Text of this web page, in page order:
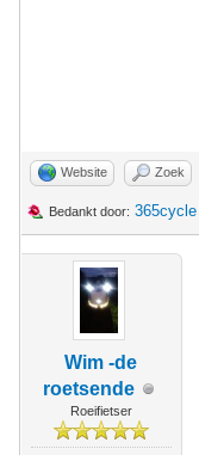
Website Zoek
Bedankt door: 365cycle
Wim -de
roetsende
Roeifietser